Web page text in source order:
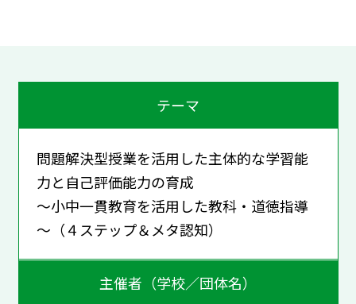
テーマ
問題解決型授業を活用した主体的な学習能
力と自己評価能力の育成
～小中一貫教育を活用した教科・道徳指導
～（４ステップ＆メタ認知）
主催者（学校／団体名）